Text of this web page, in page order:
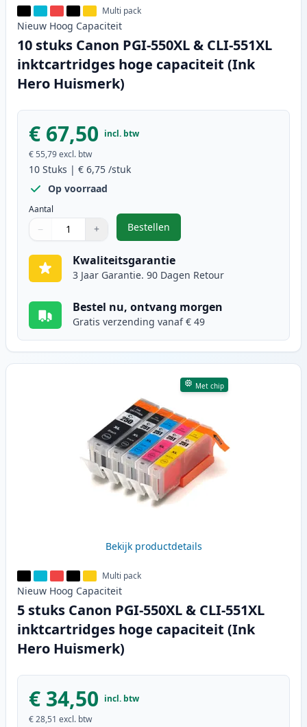
Multi pack
Nieuw Hoog Capaciteit
10 stuks Canon PGI-550XL & CLI-551XL
inktcartridges hoge capaciteit (Ink
Hero Huismerk)
€ 67,50 incl. btw
€ 55,79excl. btw
10 Stuks | € 6,75 /stuk
Op voorraad
Aantal
Gebruik de knoppen om aan te passen
− +
1
Bestellen
,10 stuks Canon PGI-550XL &
Kwaliteitsgarantie
3 Jaar Garantie. 90 Dagen Retour
Bestel nu, ontvang morgen
Gratis verzending vanaf € 49
Met chip
Bekijk productdetails
Multi pack
Nieuw Hoog Capaciteit
5 stuks Canon PGI-550XL & CLI-551XL
inktcartridges hoge capaciteit (Ink
Hero Huismerk)
€ 34,50 incl. btw
€ 28,51 excl. btw